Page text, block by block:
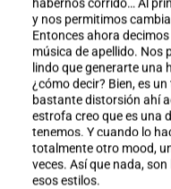
habernos corrido… Al
y nos permitimos
Entonces ahora
música de apellido. Nos
lindo que generarte una
¿cómo decir? Bien, es
bastante distorsión ahí
estrofa creo que es una
tenemos. Y cuando lo
totalmente otro mood,
veces. Así que nada,
esos estilos.